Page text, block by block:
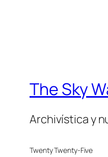
The Sky
Archivística y
Twenty Twenty-Five